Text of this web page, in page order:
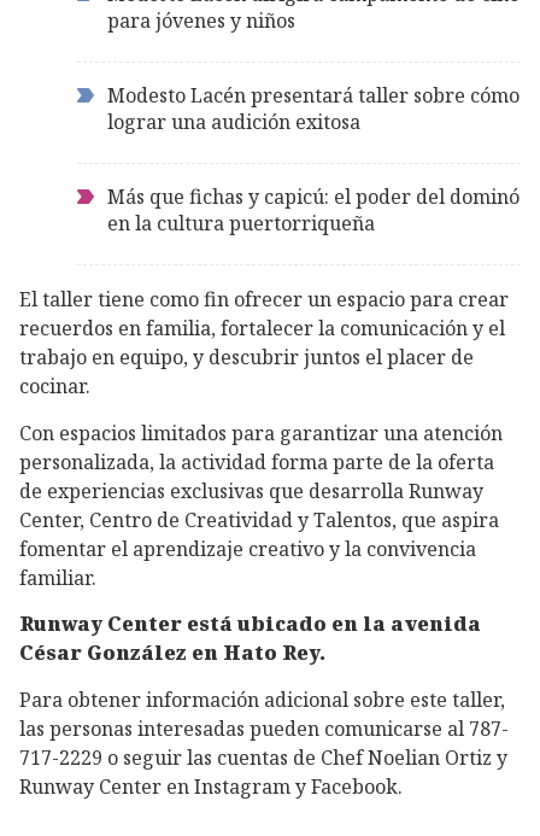
para jóvenes y niños
Modesto Lacén presentará taller sobre cómo
lograr una audición exitosa
Más que fichas y capicú: el poder del dominó
en la cultura puertorriqueña
El taller tiene como fin ofrecer un espacio para crear
recuerdos en familia, fortalecer la comunicación y el
trabajo en equipo, y descubrir juntos el placer de
cocinar.
Con espacios limitados para garantizar una atención
personalizada, la actividad forma parte de la oferta
de experiencias exclusivas que desarrolla Runway
Center, Centro de Creatividad y Talentos, que aspira
fomentar el aprendizaje creativo y la convivencia
familiar.
Runway Center está ubicado en la avenida
César González en Hato Rey.
Para obtener información adicional sobre este taller,
las personas interesadas pueden comunicarse al 787-
717-2229 o seguir las cuentas de Chef Noelian Ortiz y
Runway Center en Instagram y Facebook.